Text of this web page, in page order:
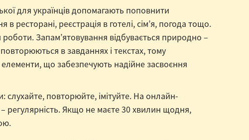
для українців допомагають поповнити
ресторані, реєстрація в готелі, сім’я, погода тощо.
Запам’ятовування відбувається природно –
в завданнях і текстах, тому
елементи, що забезпечують надійне засвоєння
слухайте, повторюйте, імітуйте. На онлайн-
регулярність. Якщо не маєте 30 хвилин щодня,